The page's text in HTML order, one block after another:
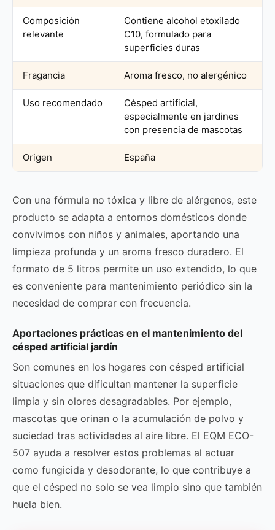
Composición
relevante
Contiene alcohol etoxilado
C10, formulado para
superficies duras
Fragancia Aroma fresco, no alergénico
Uso recomendado
Césped artificial,
especialmente en jardines
con presencia de mascotas
Origen España
Con una fórmula no tóxica y libre de alérgenos, este
producto se adapta a entornos domésticos donde
convivimos con niños y animales, aportando una
limpieza profunda y un aroma fresco duradero. El
formato de 5 litros permite un uso extendido, lo que
es conveniente para mantenimiento periódico sin la
necesidad de comprar con frecuencia.
Aportaciones prácticas en el mantenimiento del
césped artificial jardín
Son comunes en los hogares con césped artificial
situaciones que dificultan mantener la superficie
limpia y sin olores desagradables. Por ejemplo,
mascotas que orinan o la acumulación de polvo y
suciedad tras actividades al aire libre. El EQM ECO-
507 ayuda a resolver estos problemas al actuar
como fungicida y desodorante, lo que contribuye a
que el césped no solo se vea limpio sino que también
huela bien.